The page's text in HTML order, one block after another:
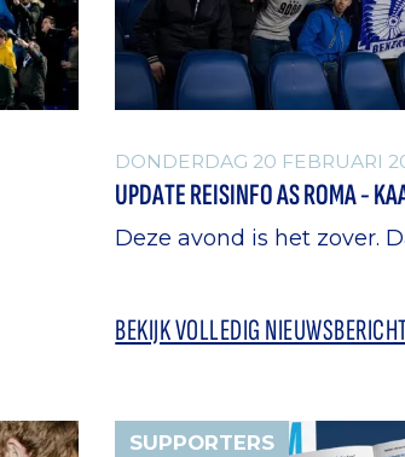
DONDERDAG 20 FEBRUARI
UPDATE REISINFO AS ROMA -
Deze avond is het zover.
BEKIJK VOLLEDIG
SUPPORTERS